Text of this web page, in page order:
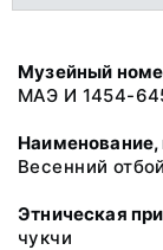
Музейный
МАЭ И 1454-
Наименование,
Весенний
Этническая
чукчи